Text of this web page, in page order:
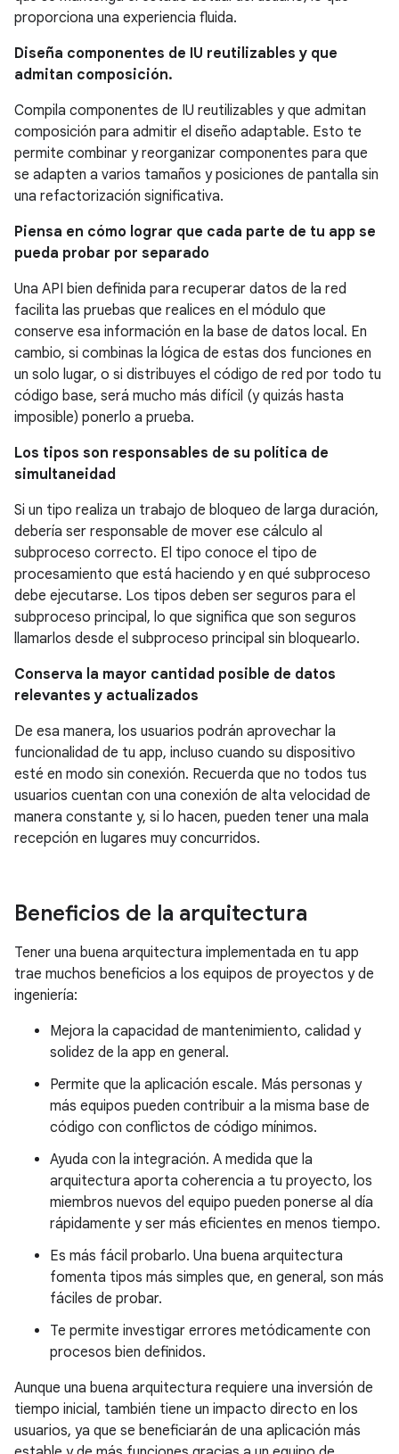
proporciona una experiencia fluida.
Diseña componentes de IU reutilizables y que
admitan composición.
Compila componentes de IU reutilizables y que admitan
composición para admitir el diseño adaptable. Esto te
permite combinar y reorganizar componentes para que
se adapten a varios tamaños y posiciones de pantalla sin
una refactorización significativa.
Piensa en cómo lograr que cada parte de tu app se
pueda probar por separado
Una API bien definida para recuperar datos de la red
facilita las pruebas que realices en el módulo que
conserve esa información en la base de datos local. En
cambio, si combinas la lógica de estas dos funciones en
un solo lugar, o si distribuyes el código de red por todo tu
código base, será mucho más difícil (y quizás hasta
imposible) ponerlo a prueba.
Los tipos son responsables de su política de
simultaneidad
Si un tipo realiza un trabajo de bloqueo de larga duración,
debería ser responsable de mover ese cálculo al
subproceso correcto. El tipo conoce el tipo de
procesamiento que está haciendo y en qué subproceso
debe ejecutarse. Los tipos deben ser seguros para el
subproceso principal, lo que significa que son seguros
llamarlos desde el subproceso principal sin bloquearlo.
Conserva la mayor cantidad posible de datos
relevantes y actualizados
De esa manera, los usuarios podrán aprovechar la
funcionalidad de tu app, incluso cuando su dispositivo
esté en modo sin conexión. Recuerda que no todos tus
usuarios cuentan con una conexión de alta velocidad de
manera constante y, si lo hacen, pueden tener una mala
recepción en lugares muy concurridos.
Beneficios de la arquitectura
Tener una buena arquitectura implementada en tu app
trae muchos beneficios a los equipos de proyectos y de
ingeniería:
Mejora la capacidad de mantenimiento, calidad y
solidez de la app en general.
Permite que la aplicación escale. Más personas y
más equipos pueden contribuir a la misma base de
código con conflictos de código mínimos.
Ayuda con la integración. A medida que la
arquitectura aporta coherencia a tu proyecto, los
miembros nuevos del equipo pueden ponerse al día
rápidamente y ser más eficientes en menos tiempo.
Es más fácil probarlo. Una buena arquitectura
fomenta tipos más simples que, en general, son más
fáciles de probar.
Te permite investigar errores metódicamente con
procesos bien definidos.
Aunque una buena arquitectura requiere una inversión de
tiempo inicial, también tiene un impacto directo en los
usuarios, ya que se beneficiarán de una aplicación más